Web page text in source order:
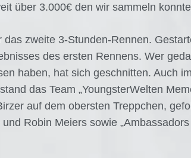
über 3.000€ den wir sammeln
zweite 3-Stunden-Rennen.
des ersten Rennens. Wer
haben, hat sich geschnitten. Auch
das Team „YoungsterWelten
auf dem obersten Treppchen,
Robin Meiers sowie